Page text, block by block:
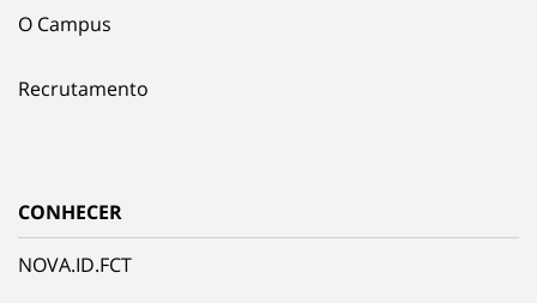
O Campus
Recrutamento
CONHECER
NOVA.ID.FCT